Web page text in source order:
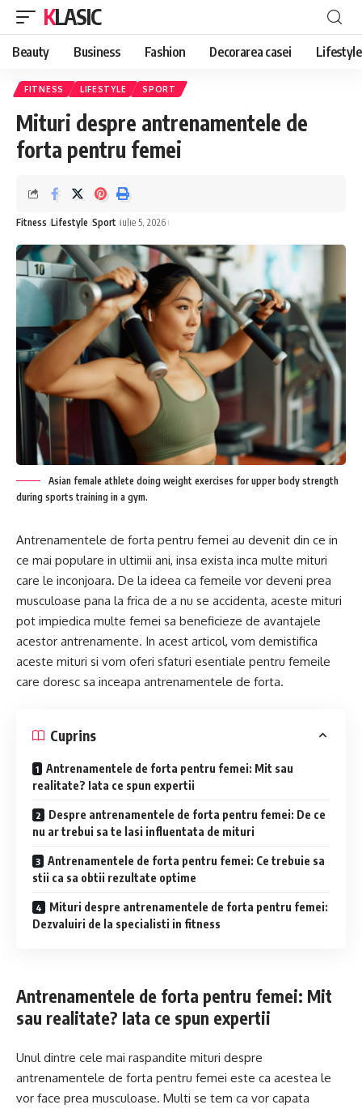
KLASIC
Beauty Business Fashion Decorarea casei Lifestyle
FITNESS LIFESTYLE SPORT
Mituri despre antrenamentele de
forta pentru femei
Fitness Lifestyle Sport iulie 5, 2026
Asian female athlete doing weight exercises for upper body strength
during sports training in a gym.
Antrenamentele de forta pentru femei au devenit din ce in
ce mai populare in ultimii ani, insa exista inca multe mituri
care le inconjoara. De la ideea ca femeile vor deveni prea
musculoase pana la frica de a nu se accidenta, aceste mituri
pot impiedica multe femei sa beneficieze de avantajele
acestor antrenamente. In acest articol, vom demistifica
aceste mituri si vom oferi sfaturi esentiale pentru femeile
care doresc sa inceapa antrenamentele de forta.
Cuprins
Antrenamentele de forta pentru femei: Mit sau
realitate? Iata ce spun expertii
Despre antrenamentele de forta pentru femei: De ce
nu ar trebui sa te lasi influentata de mituri
Antrenamentele de forta pentru femei: Ce trebuie sa
stii ca sa obtii rezultate optime
Mituri despre antrenamentele de forta pentru femei:
Dezvaluiri de la specialisti in fitness
Antrenamentele de forta pentru femei: Mit
sau realitate? Iata ce spun expertii
Unul dintre cele mai raspandite mituri despre
antrenamentele de forta pentru femei este ca acestea le
vor face prea musculoase. Multi se tem ca vor capata